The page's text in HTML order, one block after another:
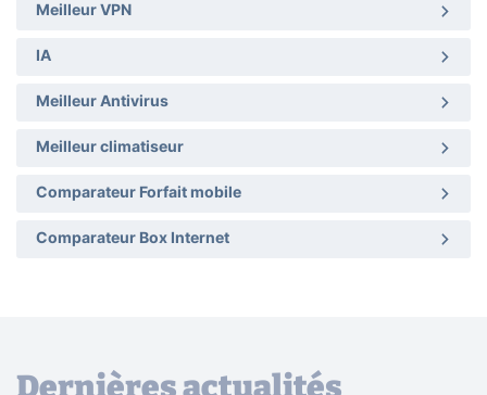
Meilleur VPN
IA
Meilleur Antivirus
Meilleur climatiseur
Comparateur Forfait mobile
Comparateur Box Internet